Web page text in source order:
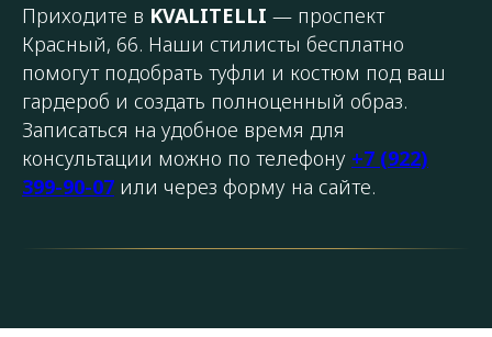
Приходите в KVALITELLI — проспект
Красный, 66. Наши стилисты бесплатно
помогут подобрать туфли и костюм под ваш
гардероб и создать полноценный образ.
Записаться на удобное время для
консультации можно по телефону +7 (922)
399-90-07 или через форму на сайте.